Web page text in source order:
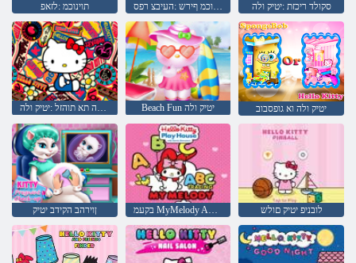
תוינוכמ :לזאפ תוינוכמ ףירש :העיבצ רפס סקולד ריכזת :יטיק ולה
Beach Fun יטיק ולה יטיק ולה וא גופסבוב
ןוירהב הקידב יטיק לובניפ יטיק םולש